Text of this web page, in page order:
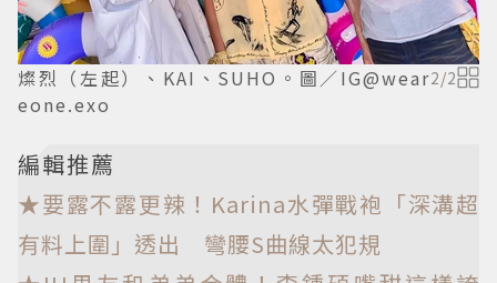
燦烈（左起）、KAI、SUHO。圖／IG@wear
eone.exo
2/2
編輯推薦
★要露不露更辣！Karina水彈戰袍「深溝超
有料上圍」透出 彎腰S曲線太犯規